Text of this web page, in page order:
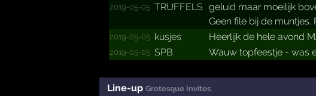
2019-05-05 TRUFFELS geluid maar moeilijk
Geen file bij de
2019-05-05 kusjes Heerlijk de hele avond
2019-05-05 SPB Wauw topfeestje - was
Line-up Grotesque Invites